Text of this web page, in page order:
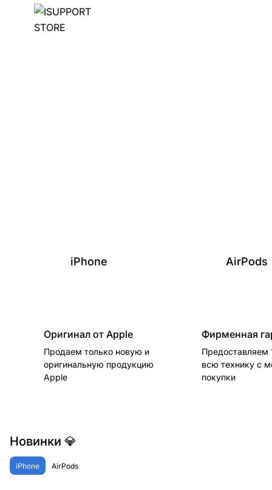
iPhone AirPods
Оригинал от Apple
Продаем только новую и
оригинальную продукцию
Apple
Фирменная
Предоставляем
всю технику с
покупки
Новинки 💎
iPhone AirPods